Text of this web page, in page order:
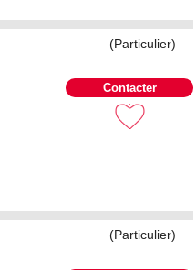
(Particulier)
Contacter
(Particulier)